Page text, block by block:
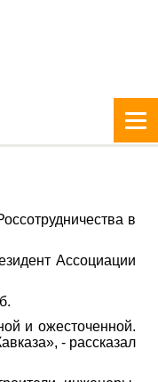
в
Ассоциации
и ожесточенной.
- рассказал